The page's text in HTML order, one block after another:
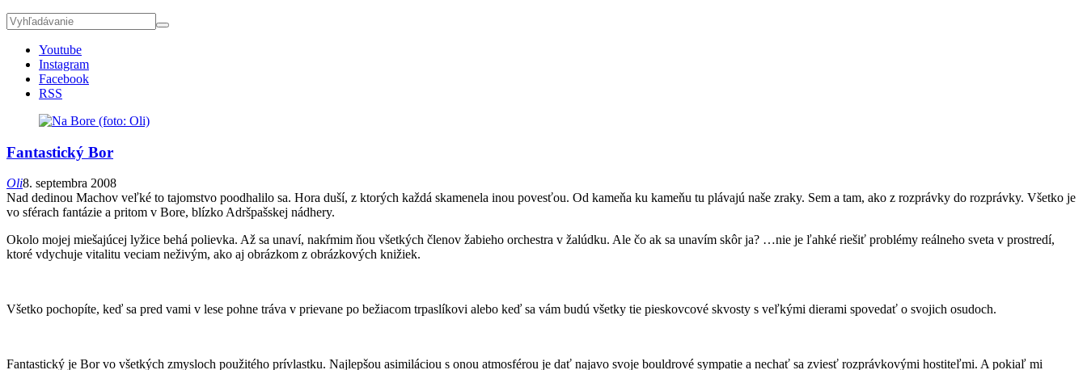
Youtube
Instagram
Facebook
RSS
Fantastický Bor
Oli8. septembra 2008
Nad dedinou Machov veľké to tajomstvo poodhalilo sa. Hora duší, z ktorých každá skamenela inou povesťou. Od kameňa ku kameňu tu plávajú naše zraky. Sem a tam, ako z rozprávky do rozprávky. Všetko je
vo sférach fantázie a pritom v Bore, blízko Adršpašskej nádhery.
Okolo mojej miešajúcej lyžice behá polievka. Až sa unaví, nakŕmim ňou všetkých členov žabieho orchestra v žalúdku. Ale čo ak sa unavím skôr ja? …nie je ľahké riešiť problémy reálneho sveta v prostredí,
ktoré vdychuje vitalitu veciam neživým, ako aj obrázkom z obrázkových knižiek.
Všetko pochopíte, keď sa pred vami v lese pohne tráva v prievane po bežiacom trpaslíkovi alebo keď sa vám budú všetky tie pieskovcové skvosty s veľkými dierami spovedať o svojich osudoch.
Fantastický je Bor vo všetkých zmysloch použitého prívlastku. Najlepšou asimiláciou s onou atmosférou je dať najavo svoje bouldrové sympatie a nechať sa zviesť rozprávkovými hostiteľmi. A pokiaľ mi